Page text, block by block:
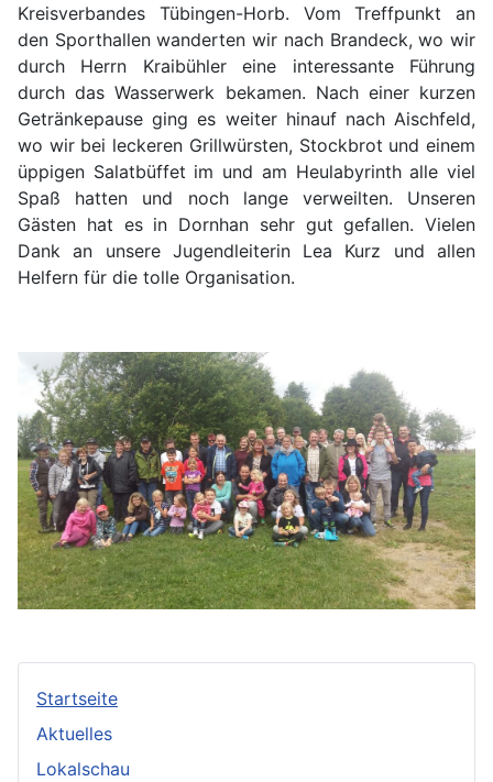
Startseite
Aktuelles
Lokalschau
Kreisverbandes Tübingen-Horb. Vom Treffpunkt an
den Sporthallen wanderten wir nach Brandeck, wo wir
durch Herrn Kraibühler eine interessante Führung
durch das Wasserwerk bekamen. Nach einer kurzen
Getränkepause ging es weiter hinauf nach Aischfeld,
wo wir bei leckeren Grillwürsten, Stockbrot und einem
üppigen Salatbüffet im und am Heulabyrinth alle viel
Spaß hatten und noch lange verweilten. Unseren
Gästen hat es in Dornhan sehr gut gefallen. Vielen
Dank an unsere Jugendleiterin Lea Kurz und allen
Helfern für die tolle Organisation.